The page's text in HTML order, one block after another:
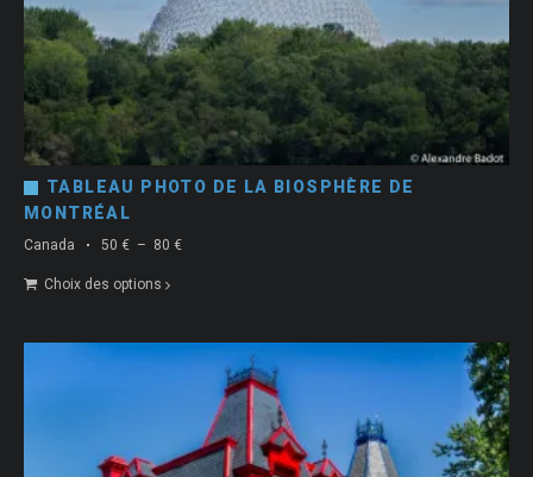
TABLEAU PHOTO DE LA BIOSPHÈRE DE
MONTRÉAL
Canada
Choix des options
50 € – 80 €Plage
80 €